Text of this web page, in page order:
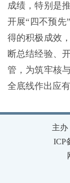
成绩，特别是
开展“四不预先
得的积极成效
断总结经验、
管，为筑牢核
全底线作出应有
主办
ICP